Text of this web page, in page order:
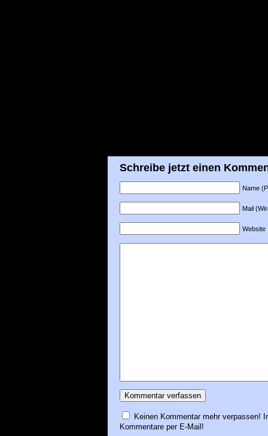
Schreibe jetzt einen
Name
Mail
Website
Keinen Kommentar mehr verpassen!
Kommentare per E-Mail!